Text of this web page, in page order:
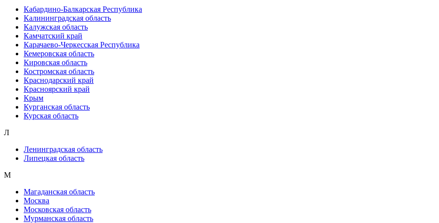
Кабардино-Балкарская Республика
Калининградская область
Калужская область
Камчатский край
Карачаево-Черкесская Республика
Кемеровская область
Кировская область
Костромская область
Краснодарский край
Красноярский край
Крым
Курганская область
Курская область
Л
Ленинградская область
Липецкая область
М
Магаданская область
Москва
Московская область
Мурманская область